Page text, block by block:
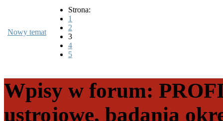
Nowy temat
Strona:
1
2
3
4
5
Wpisy w forum:
ustrojowe, badania